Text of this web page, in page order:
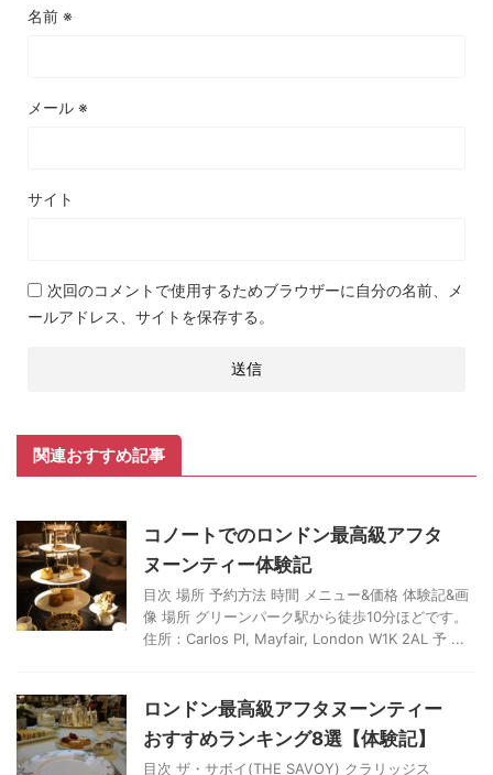
名前 ※
メール ※
サイト
次回のコメントで使用するためブラウザーに自分の名前、メ
ールアドレス、サイトを保存する。
関連おすすめ記事
コノートでのロンドン最高級アフタ
ヌーンティー体験記
目次 場所 予約方法 時間 メニュー&価格 体験記&画
像 場所 グリーンパーク駅から徒歩10分ほどです。
住所：Carlos Pl, Mayfair, London W1K 2AL 予 ...
ロンドン最高級アフタヌーンティー
おすすめランキング8選【体験記】
目次 ザ・サボイ(THE SAVOY) クラリッジス